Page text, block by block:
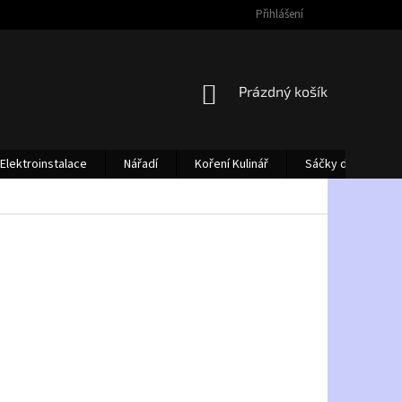
Přihlášení
NÁKUPNÍ
Prázdný košík
Elektroinstalace Nářadí Koření Kulinář
Sáčky do